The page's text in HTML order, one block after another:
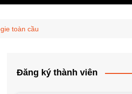
toàn cầu
Đăng ký thành viên